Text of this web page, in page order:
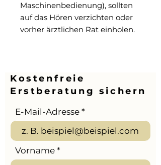
Maschinenbedienung), sollten
auf das Hören verzichten oder
vorher ärztlichen Rat einholen.
Kostenfreie
Erstberatung sichern
E-Mail-Adresse
Vorname